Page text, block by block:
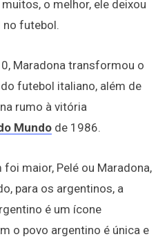
o melhor, ele deixou
no futebol.
Maradona transformou o
futebol italiano, além de
rumo à vitória
Mundo de 1986.
maior, Pelé ou Maradona,
para os argentinos, a
é um ícone
o povo argentino é única e